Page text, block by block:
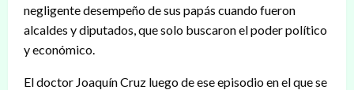
negligente desempeño de sus papás cuando fueron
alcaldes y diputados, que solo buscaron el poder político
y económico.
El doctor Joaquín Cruz luego de ese episodio en el que se